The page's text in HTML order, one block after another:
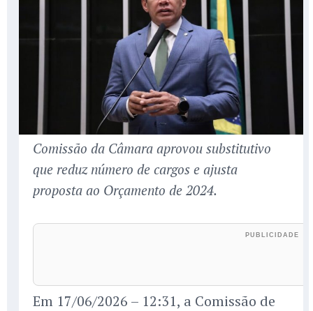
Comissão da Câmara aprovou substitutivo
que reduz número de cargos e ajusta
proposta ao Orçamento de 2024.
Em 17/06/2026 – 12:31, a Comissão de